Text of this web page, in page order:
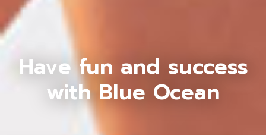
Have fun and success
with Blue Ocean